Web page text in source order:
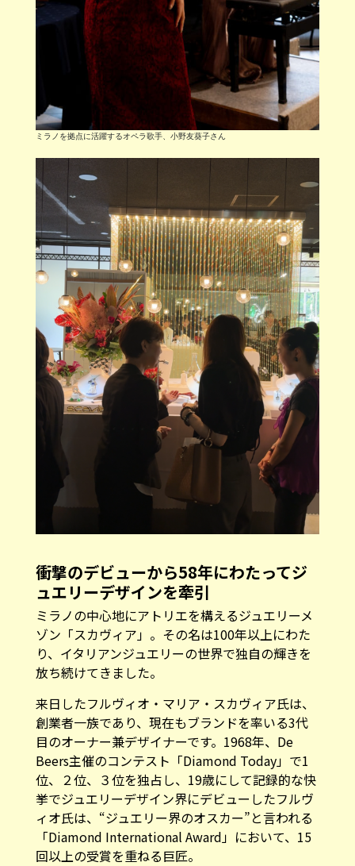
ミラノを拠点に活躍するオペラ歌手、小野友葵子さん
衝撃のデビューから58年にわたってジ
ュエリーデザインを牽引
ミラノの中心地にアトリエを構えるジュエリーメ
ゾン「スカヴィア」。その名は100年以上にわた
り、イタリアンジュエリーの世界で独自の輝きを
放ち続けてきました。
来日したフルヴィオ・マリア・スカヴィア氏は、
創業者一族であり、現在もブランドを率いる3代
目のオーナー兼デザイナーです。1968年、De
Beers主催のコンテスト「Diamond Today」で1
位、２位、３位を独占し、19歳にして記録的な快
挙でジュエリーデザイン界にデビューしたフルヴ
ィオ氏は、“ジュエリー界のオスカー”と言われる
「Diamond International Award」において、15
回以上の受賞を重ねる巨匠。